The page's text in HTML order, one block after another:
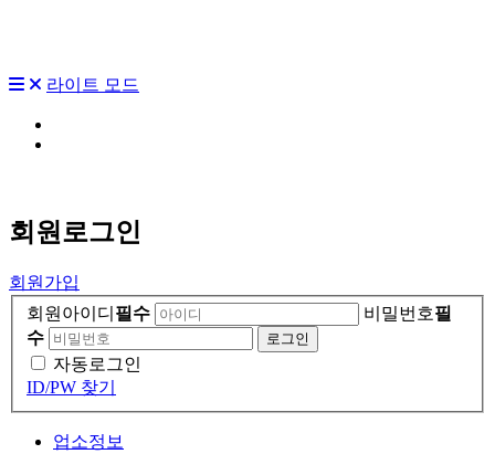
라이트 모드
회원 로그인
회원가입
회원아이디 필수 비밀번호필
수
자동로그인
ID/PW 찾기
업소정보